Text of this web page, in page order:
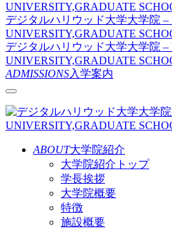
UNIVERSITY,GRADUATE
デジタルハリウッド大学大学院
UNIVERSITY,GRADUATE
デジタルハリウッド大学大学院
UNIVERSITY,GRADUATE
ADMISSIONS入学案内
ABOUT大学院紹介
大学院紹介トップ
学長挨拶
大学院概要
特徴
施設概要